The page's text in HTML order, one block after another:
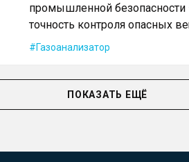
промышленной безопасности
точность контроля опасных
Газоанализатор
ПОКАЗАТЬ ЕЩЁ